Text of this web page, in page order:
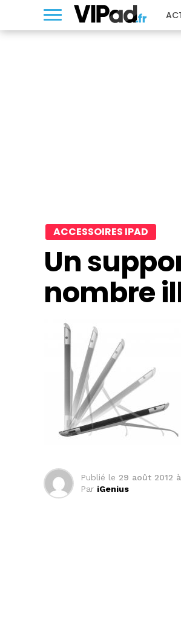
ACCESSOIRES IPAD
Un
nombre
Publié le 29 août 2012
Par iGenius